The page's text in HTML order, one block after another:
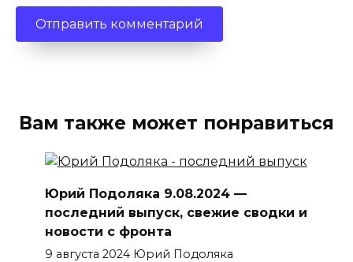
Вам также может понравиться
Юрий Подоляка 9.08.2024 —
последний выпуск, свежие сводки и
новости с фронта
9 августа 2024 Юрий Подоляка